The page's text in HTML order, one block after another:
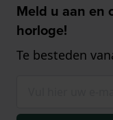
Meld u aan en
horloge!
Te besteden